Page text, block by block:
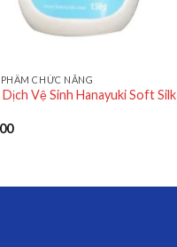
CHỨC NĂNG
Vệ Sinh Hanayuki Soft Silk